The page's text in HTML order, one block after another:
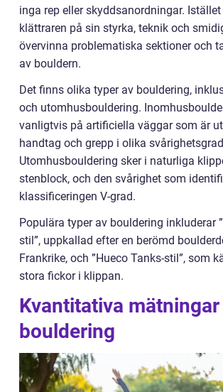
inga rep eller skyddsanordningar.
klättraren på sin styrka, teknik och
övervinna problematiska sektioner och
av bouldern.
Det finns olika typer av bouldering,
och utomhusbouldering.
vanligtvis på artificiella väggar som är
handtag och grepp i olika
Utomhusbouldering sker i naturliga
stenblock, och den svårighet som
klassificeringen V-grad.
Populära typer av bouldering inkluderar
stil”, uppkallad efter en berömd
Frankrike, och ”Hueco Tanks-stil”, som
stora fickor i klippan.
Kvantitativa
bouldering